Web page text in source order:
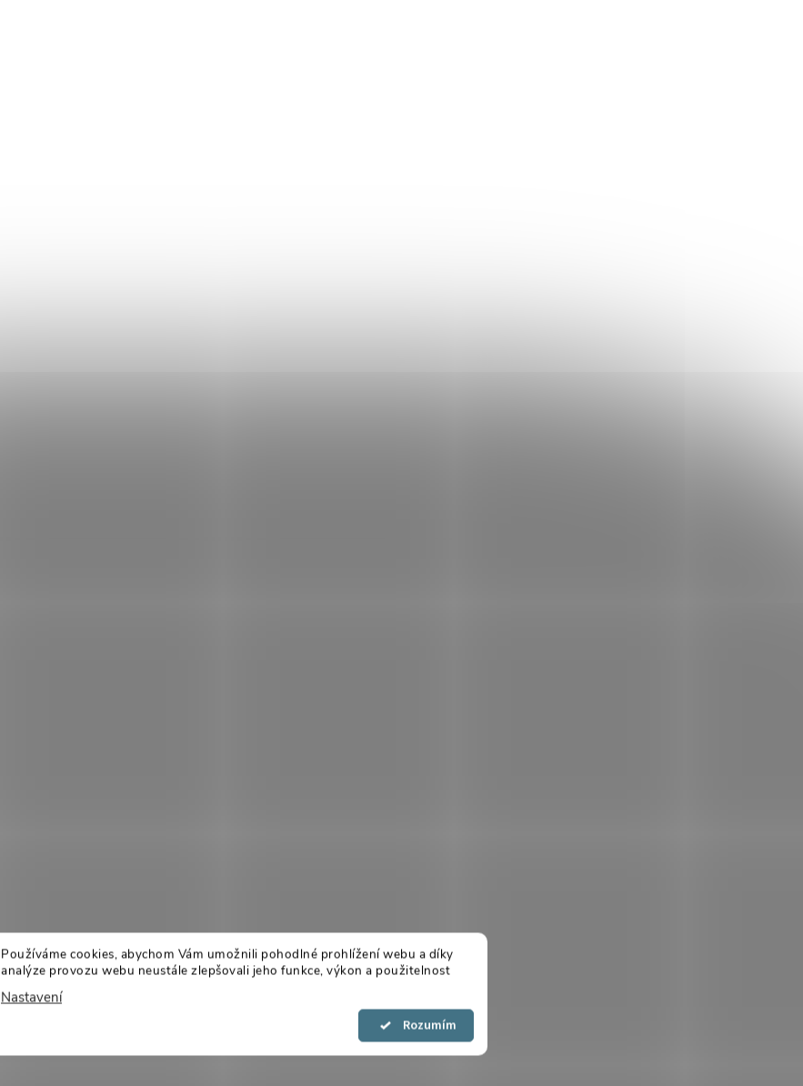
Používáme cookies, abychom Vám umožnili pohodlné prohlížení webu a díky
analýze provozu webu neustále zlepšovali jeho funkce, výkon a použitelnost
Nastavení
Souhlasím